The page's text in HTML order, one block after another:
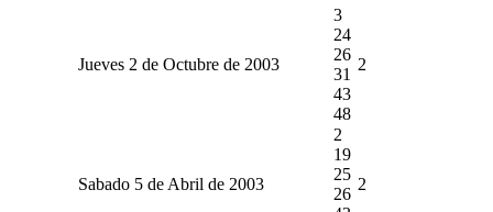
Jueves 2 de Octubre de 2003
3
24
26
31
43
48
2
Sabado 5 de Abril de 2003
2
19
25
26
2